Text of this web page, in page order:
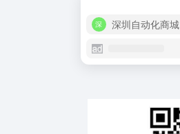
深圳自动化商城